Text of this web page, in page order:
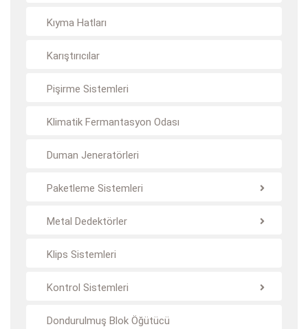
Kıyma Hatları
Karıştırıcılar
Pişirme Sistemleri
Klimatik Fermantasyon Odası
Duman Jeneratörleri
Paketleme Sistemleri
Metal Dedektörler
Klips Sistemleri
Kontrol Sistemleri
Dondurulmuş Blok Öğütücü